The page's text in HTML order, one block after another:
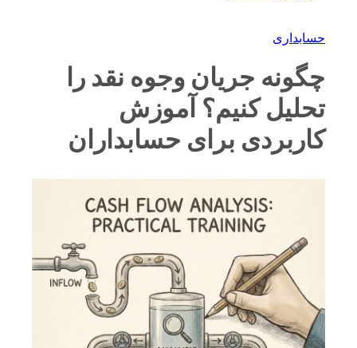
حسابداری
چگونه جریان وجوه نقد را
تحلیل کنیم؟ آموزش
کاربردی برای حسابداران